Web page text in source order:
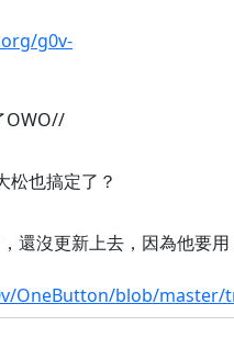
g0v-
OWO//
松也搞定了？
還沒更新上去，因為他要
OneButton/blob/master/